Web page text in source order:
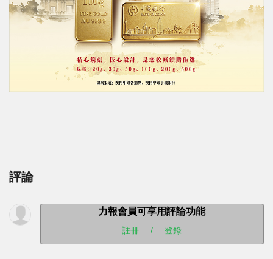
評論
力報會員可享用評論功能
註冊 / 登錄